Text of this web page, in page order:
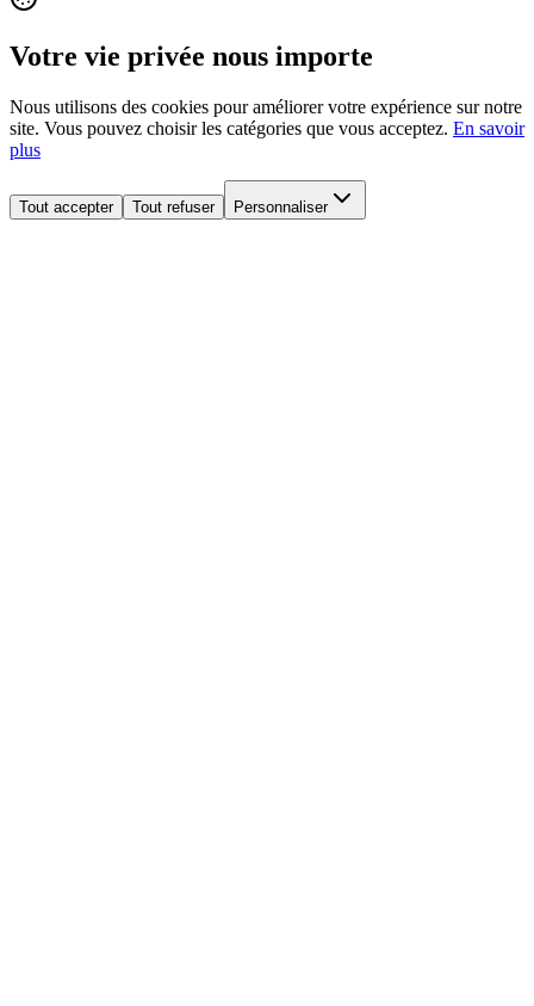
Votre vie privée nous importe
Nous utilisons des cookies pour améliorer votre expérience sur notre
site. Vous pouvez choisir les catégories que vous acceptez. En savoir
plus
Tout accepter Tout refuser Personnaliser